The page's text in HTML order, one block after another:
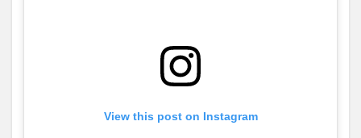
View this post on Instagram